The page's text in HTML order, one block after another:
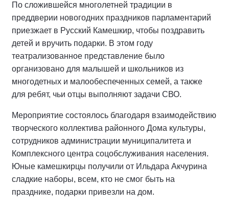
По сложившейся многолетней традиции в
преддверии новогодних праздников парламентарий
приезжает в Русский Камешкир, чтобы поздравить
детей и вручить подарки. В этом году
театрализованное представление было
организовано для малышей и школьников из
многодетных и малообеспеченных семей, а также
для ребят, чьи отцы выполняют задачи СВО.
Мероприятие состоялось благодаря взаимодействию
творческого коллектива районного Дома культуры,
сотрудников администрации муниципалитета и
Комплексного центра соцобслуживания населения.
Юные камешкирцы получили от Ильдара Акчурина
сладкие наборы, всем, кто не смог быть на
празднике, подарки привезли на дом.